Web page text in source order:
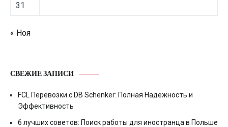
31
« Ноя
СВЕЖИЕ ЗАПИСИ
FCL Перевозки с DB Schenker: Полная Надежность и
Эффективность
6 лучших советов: Поиск работы для иностранца в Польше